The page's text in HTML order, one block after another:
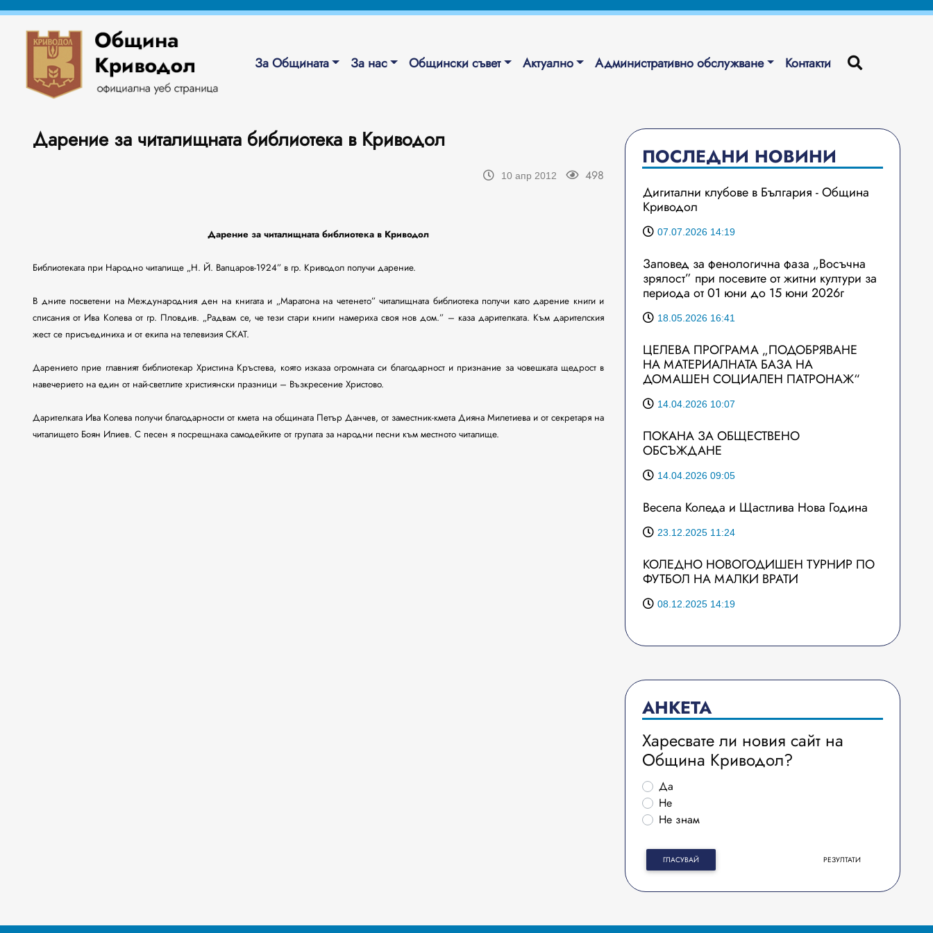
За Общината За нас Общински съвет Актуално Административно обслужване Контакти
Дарение за читалищната библиотека в Криводол
10 апр 2012 498
Дарение за читалищната библиотека в Криводол
Библиотеката при Народно читалище „Н. Й. Вапцаров-1924” в гр. Криводол получи дарение.
В дните посветени на Международния ден на книгата и „Маратона на четенето” читалищната библиотека получи като дарение книги и
списания от Ива Колева от гр. Пловдив. „Радвам се, че тези стари книги намериха своя нов дом.” – каза дарителката. Към дарителския
жест се присъединиха и от екипа на телевизия СКАТ.
Дарението прие главният библиотекар Христина Кръстева, която изказа огромната си благодарност и признание за човешката щедрост в
навечерието на един от най-светлите християнски празници – Възкресение Христово.
Дарителката Ива Колева получи благодарности от кмета на общината Петър Данчев, от заместник-кмета Дияна Милетиева и от секретаря на
читалището Боян Илиев. С песен я посрещнаха самодейките от групата за народни песни към местното читалище.
ПОСЛЕДНИ НОВИНИ
Дигитални клубове в България - Община
Криводол
07.07.2026 14:19
Заповед за фенологична фаза „Восъчна
зрялост” при посевите от житни култури за
периода от 01 юни до 15 юни 2026г
18.05.2026 16:41
ЦЕЛЕВА ПРОГРАМА „ПОДОБРЯВАНЕ
НА МАТЕРИАЛНАТА БАЗА НА
ДОМАШЕН СОЦИАЛЕН ПАТРОНАЖ“
14.04.2026 10:07
ПОКАНА ЗА ОБЩЕСТВЕНО
ОБСЪЖДАНЕ
14.04.2026 09:05
Весела Коледа и Щастлива Нова Година
23.12.2025 11:24
КОЛЕДНО НОВОГОДИШЕН ТУРНИР ПО
ФУТБОЛ НА МАЛКИ ВРАТИ
08.12.2025 14:19
АНКЕТА
Харесвате ли новия сайт на
Община Криводол?
Да
Не
Не знам
ГЛАСУВАЙ РЕЗУЛТАТИ